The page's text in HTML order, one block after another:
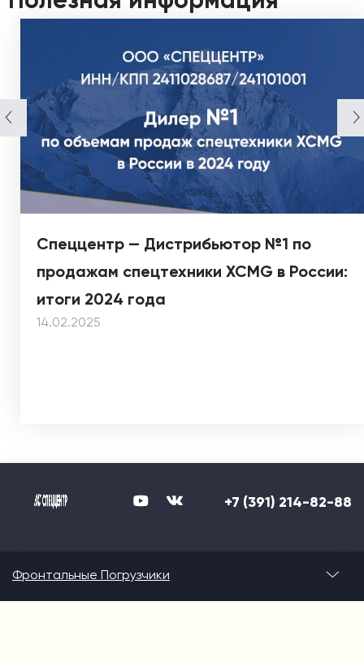
Спеццентр — Дистрибьютор №1 по
продажам спецтехники XCMG в России:
итоги 2024 года
14.02.2025
+7 (391) 214-82-88
Фронтальные Погрузчики